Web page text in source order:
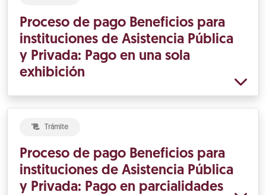
Proceso de pago Beneficios para
instituciones de Asistencia Pública
y Privada: Pago en una sola
exhibición
Trámite
Proceso de pago Beneficios para
instituciones de Asistencia Pública
y Privada: Pago en parcialidades